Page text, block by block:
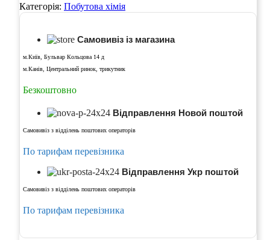
Категорія: Побутова хімія
Самовивіз із магазина
м.Київ, Бульвар Кольцова 14 д
м.Канів, Центральний ринок, трикутник
Безкоштовно
Відправлення Новой поштой
Самовивіз з відділень поштових операторів
По тарифам перевізника
Відправлення Укр поштой
Самовивіз з відділень поштових операторів
По тарифам перевізника